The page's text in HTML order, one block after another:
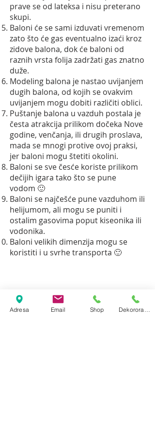
prave se od lateksa i nisu preterano
skupi.
Baloni će se sami izduvati vremenom
zato što će gas eventualno izaći kroz
zidove balona, dok će baloni od
raznih vrsta folija zadržati gas znatno
duže.
Modeling balona je nastao uvijanjem
dugih balona, od kojih se ovakvim
uvijanjem mogu dobiti različiti oblici.
Puštanje balona u vazduh postala je
česta atrakcija prilikom dočeka Nove
godine, venčanja, ili drugih proslava,
mada se mnogi protive ovoj praksi,
jer baloni mogu štetiti okolini.
Baloni se sve česće koriste prilikom
dečijih igara tako što se pune
vodom 🙂
Baloni se najčešće pune vazduhom ili
helijumom, ali mogu se puniti i
ostalim gasovima poput kiseonika ili
vodonika.
Baloni velikih dimenzija mogu se
koristiti i u svrhe transporta 🙂
Adresa Email Shop